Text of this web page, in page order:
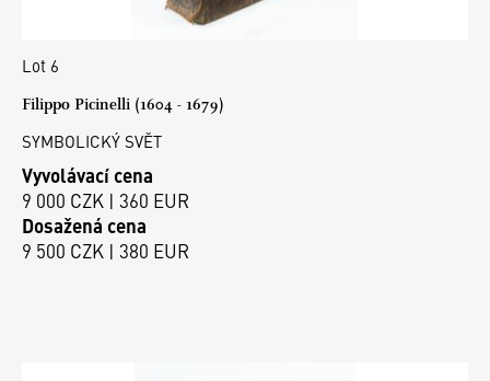
Lot 6
Filippo Picinelli (1604 - 1679)
SYMBOLICKÝ SVĚT
Vyvolávací cena
9 000 CZK | 360 EUR
Dosažená cena
9 500 CZK | 380 EUR